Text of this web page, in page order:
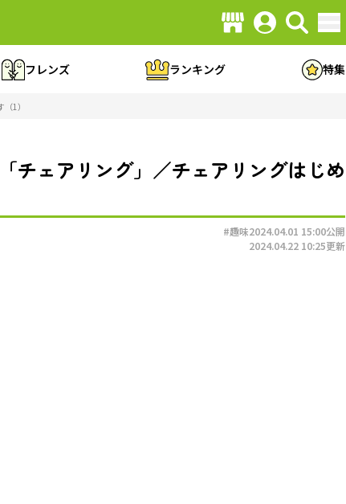
フレンズ ランキング 特集
1）
チェアリング」／チェアリングはじめ
#趣味2024.04.01 15:00公開
2024.04.22 10:25更新